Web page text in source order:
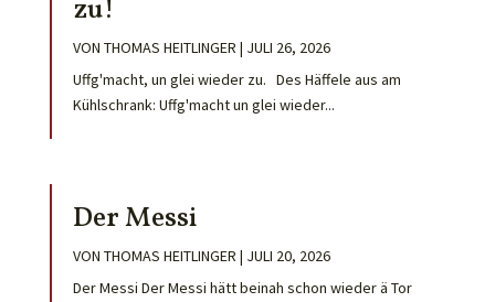
zu!
VON THOMAS HEITLINGER | JULI 26, 2026
Uffg'macht, un glei wieder zu. Des Häffele aus am
Kühlschrank: Uffg'macht un glei wieder...
Der Messi
VON THOMAS HEITLINGER | JULI 20, 2026
Der Messi Der Messi hätt beinah schon wieder ä Tor